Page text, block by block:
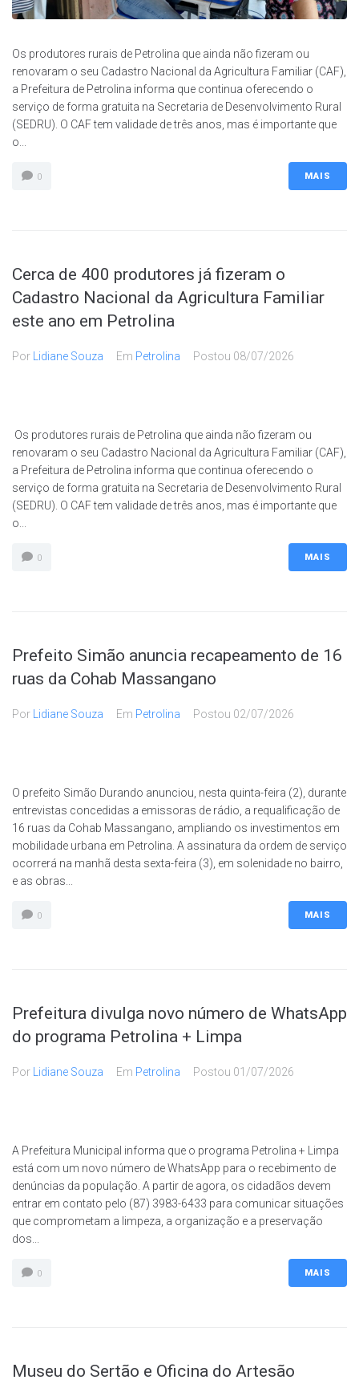
Os produtores rurais de Petrolina que ainda não fizeram ou
renovaram o seu Cadastro Nacional da Agricultura Familiar (CAF),
a Prefeitura de Petrolina informa que continua oferecendo o
serviço de forma gratuita na Secretaria de Desenvolvimento Rural
(SEDRU). O CAF tem validade de três anos, mas é importante que
o...
0 MAIS
Cerca de 400 produtores já fizeram o
Cadastro Nacional da Agricultura Familiar
este ano em Petrolina
Por Lidiane Souza Em Petrolina Postou 08/07/2026
Os produtores rurais de Petrolina que ainda não fizeram ou
renovaram o seu Cadastro Nacional da Agricultura Familiar (CAF),
a Prefeitura de Petrolina informa que continua oferecendo o
serviço de forma gratuita na Secretaria de Desenvolvimento Rural
(SEDRU). O CAF tem validade de três anos, mas é importante que
o...
0 MAIS
Prefeito Simão anuncia recapeamento de 16
ruas da Cohab Massangano
Por Lidiane Souza Em Petrolina Postou 02/07/2026
O prefeito Simão Durando anunciou, nesta quinta-feira (2), durante
entrevistas concedidas a emissoras de rádio, a requalificação de
16 ruas da Cohab Massangano, ampliando os investimentos em
mobilidade urbana em Petrolina. A assinatura da ordem de serviço
ocorrerá na manhã desta sexta-feira (3), em solenidade no bairro,
e as obras...
0 MAIS
Prefeitura divulga novo número de WhatsApp
do programa Petrolina + Limpa
Por Lidiane Souza Em Petrolina Postou 01/07/2026
A Prefeitura Municipal informa que o programa Petrolina + Limpa
está com um novo número de WhatsApp para o recebimento de
denúncias da população. A partir de agora, os cidadãos devem
entrar em contato pelo (87) 3983-6433 para comunicar situações
que comprometam a limpeza, a organização e a preservação
dos...
0 MAIS
Museu do Sertão e Oficina do Artesão